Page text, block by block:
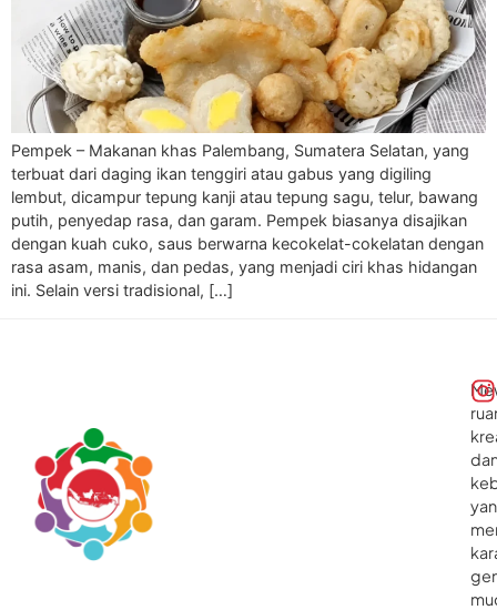
Pempek – Makanan khas Palembang, Sumatera Selatan, yang
terbuat dari daging ikan tenggiri atau gabus yang digiling
lembut, dicampur tepung kanji atau tepung sagu, telur, bawang
putih, penyedap rasa, dan garam. Pempek biasanya disajikan
dengan kuah cuko, saus berwarna kecokelat-cokelatan dengan
rasa asam, manis, dan pedas, yang menjadi ciri khas hidangan
ini. Selain versi tradisional, […]